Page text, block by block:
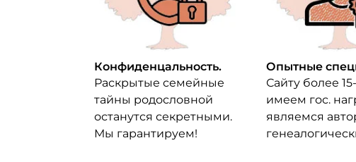
Конфиденцальность.
Раскрытые семейные
тайны родословной
останутся секретными.
Мы гарантируем!
Опытные
Сайту более
имеем гос.
являемся